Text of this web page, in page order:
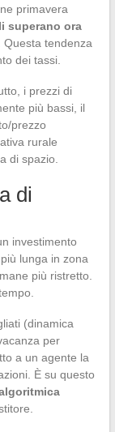
primavera
superano ora
Questa tendenza
dei tassi.
i prezzi di
più bassi, il
prezzo
rurale
di spazio.
di
investimento
lunga in zona
più ristretto.
(dinamica
per
a un agente la
È su questo